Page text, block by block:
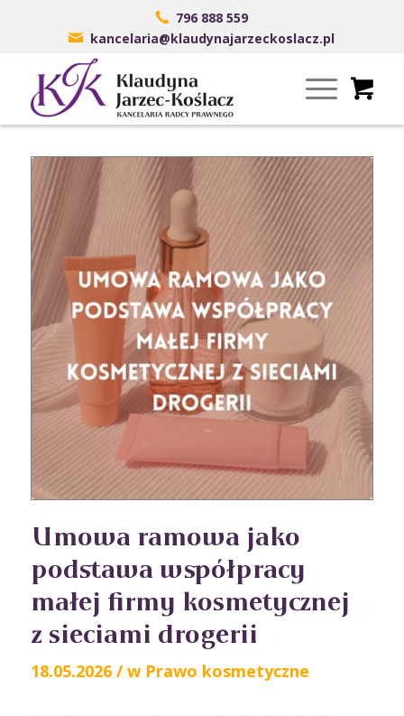
796 888 559
kancelaria@klaudynajarzeckoslacz.pl
Umowa ramowa jako
podstawa współpracy
małej firmy kosmetycznej
z sieciami drogerii
18.05.2026 / w Prawo kosmetyczne